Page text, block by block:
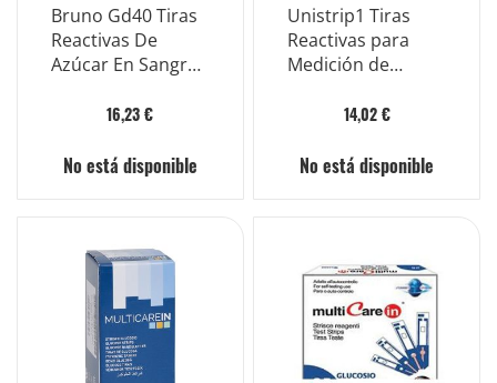
Bruno Gd40 Tiras
Reactivas De
Azúcar En Sangre
16,23 €
No está disponible
Unistrip1 Tiras
Reactivas para
Medición de
25 Tiras14,02 €
No está disponible